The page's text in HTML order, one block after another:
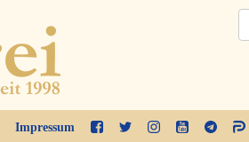
Impressum